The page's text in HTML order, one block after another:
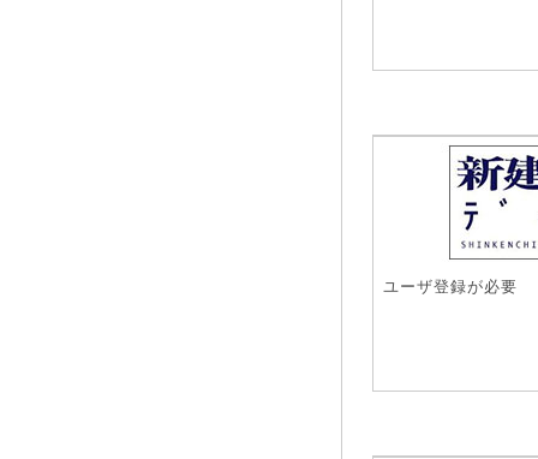
ユーザ登録が必要